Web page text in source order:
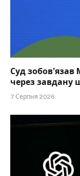
Суд
через завдану
7 Серпня 2026